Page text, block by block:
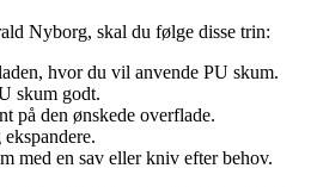
Nyborg, skal du følge disse trin:
hvor du vil anvende PU skum.
skum godt.
på den ønskede overflade.
med en sav eller kniv efter behov.